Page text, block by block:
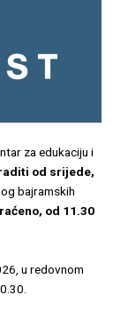
za edukaciju i
od srijede,
bajramskih
od 11.30
u redovnom